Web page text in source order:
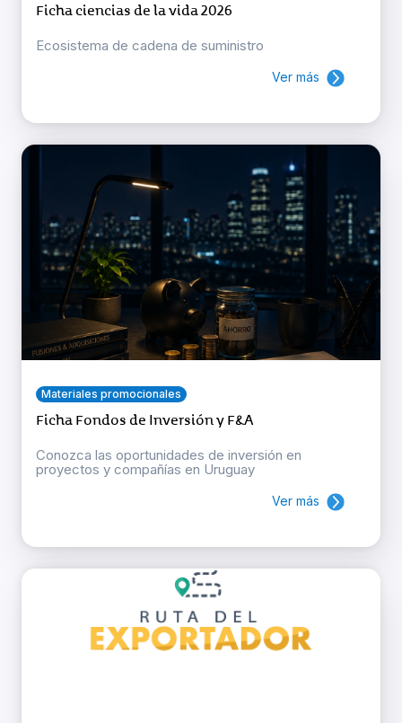
Ficha ciencias de la vida 2026
Ecosistema de cadena de suministro
Ver más
Materiales promocionales
Ficha Fondos de Inversión y F&A
Conozca las oportunidades de inversión en
proyectos y compañías en Uruguay
Ver más